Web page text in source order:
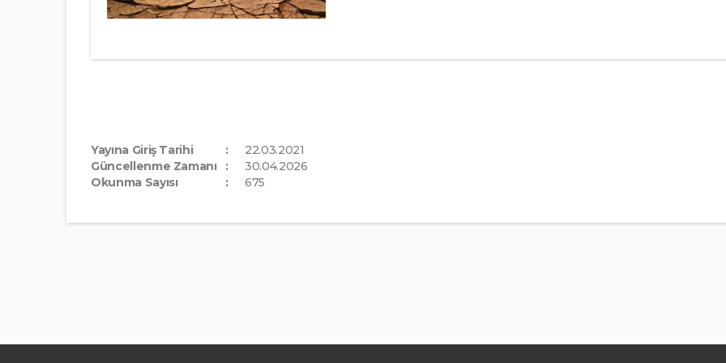
Yayına Giriş Tarihi
22.03.2021
Güncellenme Zamanı
30.04.2026
Okunma Sayısı
675